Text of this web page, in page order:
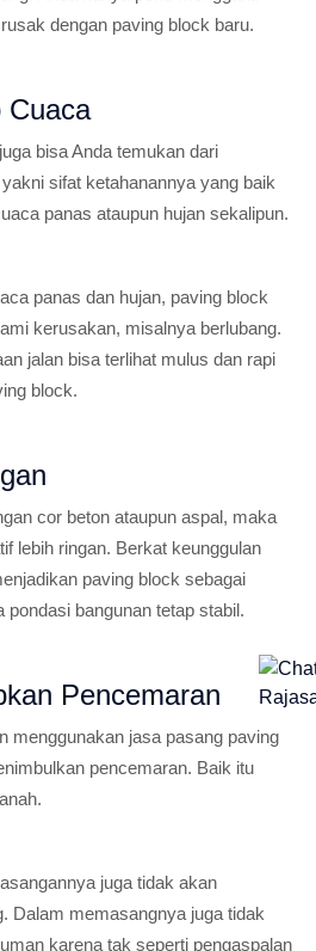
dengan paving block baru.
Cuaca
bisa Anda temukan dari
sifat ketahanannya yang baik
panas ataupun hujan sekalipun.
panas dan hujan, paving block
kerusakan, misalnya berlubang.
jalan bisa terlihat mulus dan rapi
block.
cor beton ataupun aspal, maka
lebih ringan. Berkat keunggulan
paving block sebagai
pondasi bangunan tetap stabil.
Pencemaran
menggunakan jasa pasang paving
pencemaran. Baik itu
juga tidak akan
Dalam memasangnya juga tidak
karena tak seperti pengaspalan